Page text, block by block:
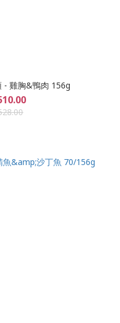
- 雞胸&鴨肉 156g